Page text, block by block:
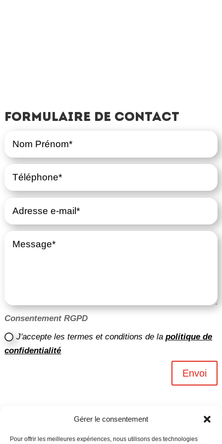
Gérer le consentement
Pour offrir les meilleures expériences, nous utilisons des technologies
Formulaire de contact
Consentement RGPD
J'accepte les termes et conditions de lapolitique de
confidentialité
Envoi